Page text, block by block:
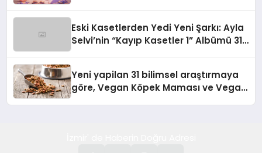
Eski Kasetlerden Yedi Yeni Şarkı: Ayla
Selvi’nin “Kayıp Kasetler 1” Albümü 31
Yeni yapilan 31 bilimsel araştırmaya
göre, Vegan Köpek Maması ve Vegan